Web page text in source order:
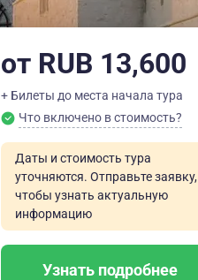
от RUB 13,600
+ Билеты до места начала тура
Что включено в стоимость?
Даты и стоимость тура
уточняются. Отправьте заявку,
чтобы узнать актуальную
информацию
Узнать подробнее